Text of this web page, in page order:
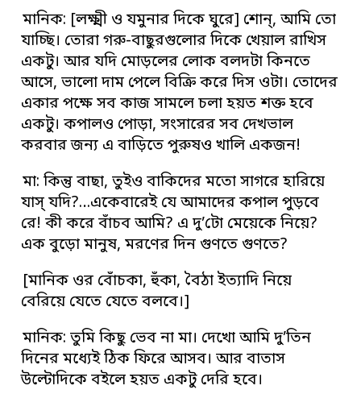
মানিক: [লক্ষ্মী ও যমুনার দিকে ঘুরে] শোন্, আমি তো
যাচ্ছি। তোরা গরু-বাছুরগুলোর দিকে খেয়াল রাখিস‌
একটু। আর যদি মোড়লের লোক বলদটা কিনতে
আসে, ভালো দাম পেলে বিক্রি করে দিস ওটা। তোদের
একার পক্ষে সব কাজ সামলে চলা হয়ত শক্ত হবে
একটু। কপালও পোড়া, সংসারের সব দেখভাল
করবার জন্য এ বাড়িতে পুরুষও খালি একজন!
মা: কিন্তু বাছা, তুইও বাকিদের মতো সাগরে হারিয়ে
যাস্‌ যদি?…একেবারেই যে আমাদের কপাল পুড়বে
রে! কী করে বাঁচব আমি? এ দু’টো মেয়েকে নিয়ে?
এক বুড়ো মানুষ, মরণের দিন গুণতে গুণতে?
[মানিক ওর বোঁচকা, হুঁকা, বৈঠা ইত্যাদি নিয়ে
বেরিয়ে যেতে যেতে বলবে।]
মানিক: তুমি কিছু ভেব না মা। দেখো আমি দু’তিন
দিনের মধ্যেই ঠিক ফিরে আসব। আর বাতাস
উল্টোদিকে বইলে হয়ত একটু দেরি হবে।